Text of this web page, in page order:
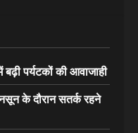
पर्यटकों की आवाजाही
के दौरान सतर्क रहने